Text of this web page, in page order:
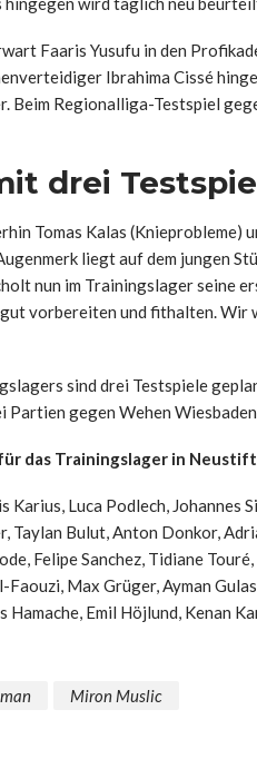
Faaris Yusufu in den
Ibrahima Cissé
Beim Regionalliga-Testspiel
drei
Tomas Kalas (Knieprobleme)
liegt auf dem jungen
nun im Trainingslager seine
gut vorbereiten und fithalten. Wir
sind drei Testspiele
Partien gegen Wehen
das Trainingslager in Neustift
Karius, Luca Podlech, Johannes
Taylan Bulut, Anton Donkor,
Felipe Sanchez, Tidiane
Faouzi, Max Grüger, Ayman
Hamache, Emil Höjlund, Kenan
Miron Muslic